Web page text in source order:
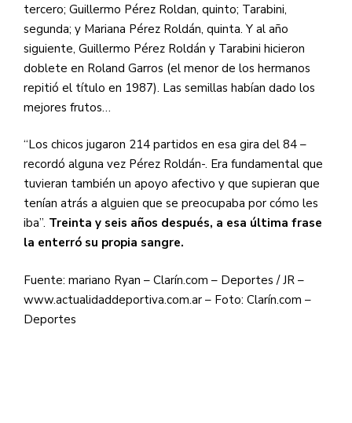
tercero; Guillermo Pérez Roldan, quinto; Tarabini,
segunda; y Mariana Pérez Roldán, quinta. Y al año
siguiente, Guillermo Pérez Roldán y Tarabini hicieron
doblete en Roland Garros (el menor de los hermanos
repitió el título en 1987). Las semillas habían dado los
mejores frutos…
“Los chicos jugaron 214 partidos en esa gira del 84 –
recordó alguna vez Pérez Roldán-. Era fundamental que
tuvieran también un apoyo afectivo y que supieran que
tenían atrás a alguien que se preocupaba por cómo les
iba”. Treinta y seis años después, a esa última frase
la enterró su propia sangre.
Fuente: mariano Ryan – Clarín.com – Deportes / JR –
www.actualidaddeportiva.com.ar – Foto: Clarín.com –
Deportes